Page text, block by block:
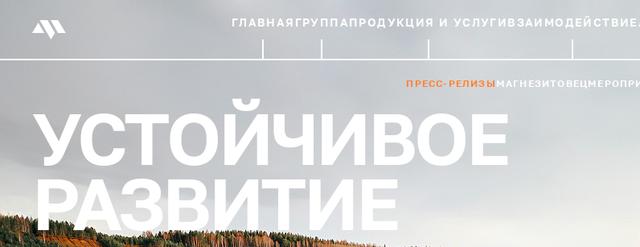
ГЛАВНАЯ ГРУППАПРОДУКЦИЯ И УСЛУГИВЗАИМОДЕЙСТВИЕ
ПРЕСС-РЕЛИЗЫ МАГНЕЗИТОВЕЦ
УСТОЙЧИВОЕ
РАЗВИТИЕ